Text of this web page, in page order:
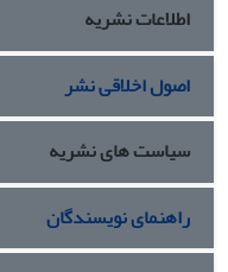
اطلاعات نشریه
اصول اخلاقی نشر
سیاست های نشریه
راهنمای نویسندگان